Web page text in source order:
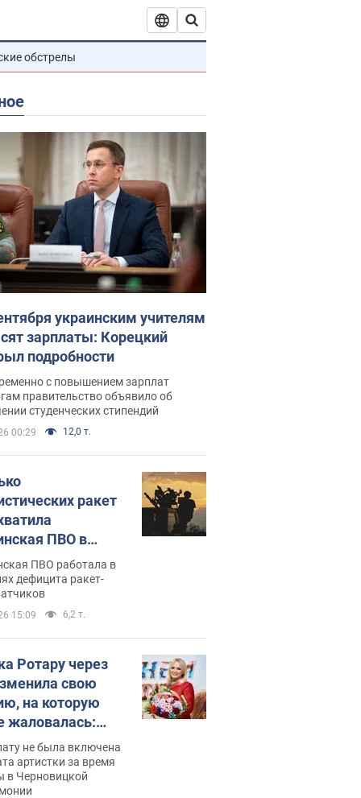
обстрелы
украинским учителям
зарплаты: Корецкий
подробности
с повышением зарплат
правительство объявило об
студенческих стипендий
00:29 12,0 т.
ракет
ПВО в
в Минобороны
цифру
ПВО работала в
дефицита ракет-
15:09 6,2 т.
Ротару через
свою
на которую
жаловалась:
получала
не была включена
артистки за время
в Черновицкой